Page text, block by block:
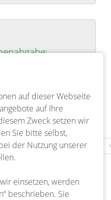
210 211 212 213
auf dieser Webseite
auf Ihre
Zweck setzen wir
Sie bitte selbst,
der Nutzung unserer
einsetzen, werden
beschrieben. Sie